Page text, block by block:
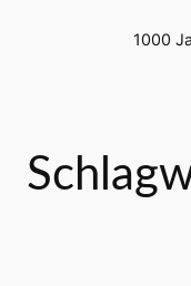
1000